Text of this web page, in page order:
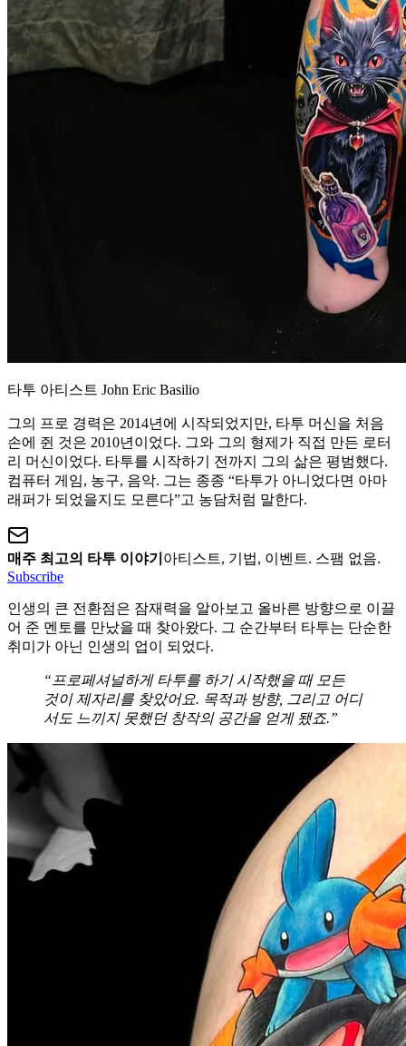
타투 아티스트 John Eric Basilio
그의 프로 경력은 2014년에 시작되었지만, 타투 머신을 처음
손에 쥔 것은 2010년이었다. 그와 그의 형제가 직접 만든 로터
리 머신이었다. 타투를 시작하기 전까지 그의 삶은 평범했다.
컴퓨터 게임, 농구, 음악. 그는 종종 “타투가 아니었다면 아마
래퍼가 되었을지도 모른다”고 농담처럼 말한다.
매주 최고의 타투 이야기 아티스트, 기법, 이벤트. 스팸 없음.
Subscribe
인생의 큰 전환점은 잠재력을 알아보고 올바른 방향으로 이끌
어 준 멘토를 만났을 때 찾아왔다. 그 순간부터 타투는 단순한
취미가 아닌 인생의 업이 되었다.
“프로페셔널하게 타투를 하기 시작했을 때 모든
것이 제자리를 찾았어요. 목적과 방향, 그리고 어디
서도 느끼지 못했던 창작의 공간을 얻게 됐죠.”